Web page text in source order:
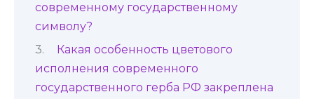
современному государственному
символу?
Какая особенность цветового
исполнения современного
государственного герба РФ закреплена